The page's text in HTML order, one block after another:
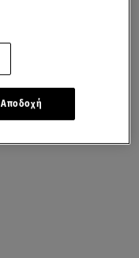
Αποδοχή